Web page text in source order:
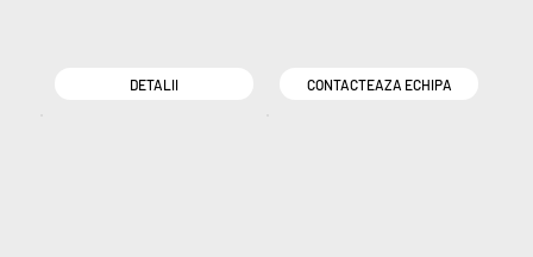
DETALII CONTACTEAZA ECHIPA